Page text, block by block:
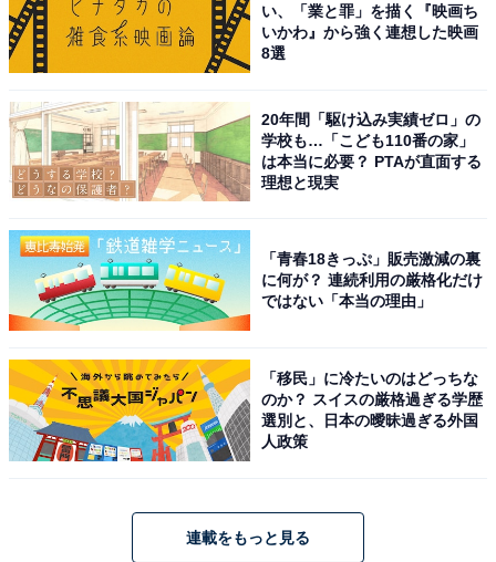
この記事の筆者：坂上 恵
All About ニュースの編集者。オールアバウトに入社後、
SNSトレンドにフォーカスした記事執筆やSEOライティ
ングの経験を経て、のちにAll About ニュースチームのメ
ンバーに参入。現在は旅行・カルチャー・エンタメなど
を中心に企画編集を担当。東京都出身。居酒屋巡りとス
ポーツ観戦が生きがい。
い、「業と罪」を描く『映画ち
いかわ』から強く連想した映画
8選
20年間「駆け込み実績ゼロ」の
学校も…「こども110番の家」
は本当に必要？ PTAが直面する
理想と現実
「青春18きっぷ」販売激減の裏
に何が？ 連続利用の厳格化だけ
ではない「本当の理由」
「移民」に冷たいのはどっちな
のか？ スイスの厳格過ぎる学歴
選別と、日本の曖昧過ぎる外国
人政策
連載をもっと見る